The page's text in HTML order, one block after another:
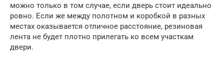
можно только в том случае, если дверь стоит идеально
ровно. Если же между полотном и коробкой в разных
местах оказывается отличное расстояние, резиновая
лента не будет плотно прилегать ко всем участкам
двери.